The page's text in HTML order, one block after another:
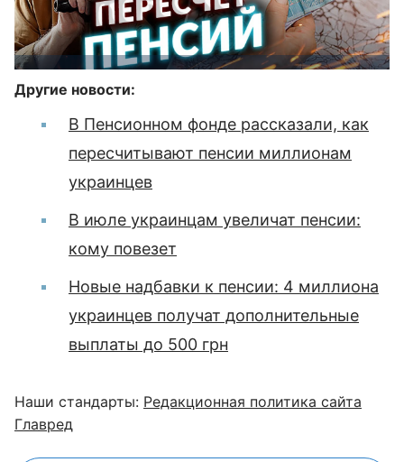
Другие новости:
В Пенсионном фонде рассказали, как
пересчитывают пенсии миллионам
украинцев
В июле украинцам увеличат пенсии:
кому повезет
Новые надбавки к пенсии: 4 миллиона
украинцев получат дополнительные
выплаты до 500 грн
Наши стандарты: Редакционная политика сайта
Главред